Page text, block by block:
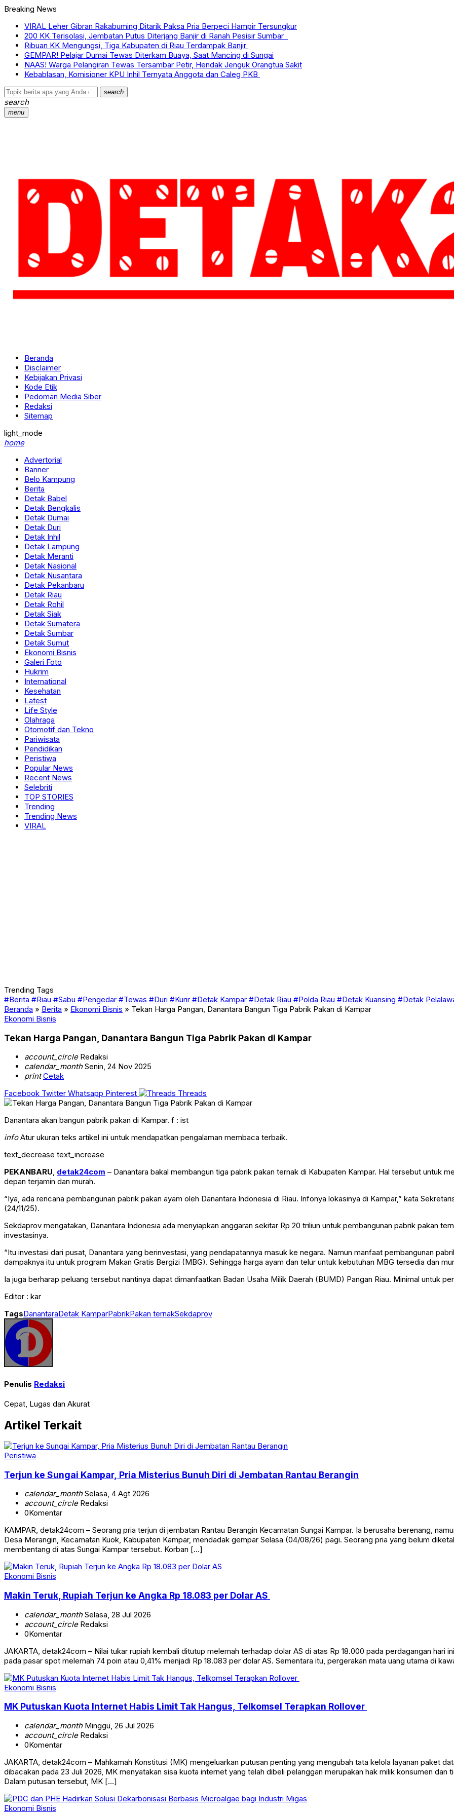
Breaking News
VIRAL Leher Gibran Rakabuming Ditarik Paksa Pria Berpeci Hampir Tersungkur
200 KK Terisolasi, Jembatan Putus Diterjang Banjir di Ranah Pesisir Sumbar
Ribuan KK Mengungsi, Tiga Kabupaten di Riau Terdampak Banjir
GEMPAR! Pelajar Dumai Tewas Diterkam Buaya, Saat Mancing di Sungai
NAAS! Warga Pelangiran Tewas Tersambar Petir, Hendak Jenguk Orangtua Sakit
Kebablasan, Komisioner KPU Inhil Ternyata Anggota dan Caleg PKB
search
search
menu
Beranda
Disclaimer
Kebijakan Privasi
Kode Etik
Pedoman Media Siber
Redaksi
Sitemap
light_mode
home
Advertorial
Banner
Belo Kampung
Berita
Detak Babel
Detak Bengkalis
Detak Dumai
Detak Duri
Detak Inhil
Detak Lampung
Detak Meranti
Detak Nasional
Detak Nusantara
Detak Pekanbaru
Detak Riau
Detak Rohil
Detak Siak
Detak Sumatera
Detak Sumbar
Detak Sumut
Ekonomi Bisnis
Galeri Foto
Hukrim
International
Kesehatan
Latest
Life Style
Olahraga
Otomotif dan Tekno
Pariwisata
Pendidikan
Peristiwa
Popular News
Recent News
Selebriti
TOP STORIES
Trending
Trending News
VIRAL
Trending Tags
#Berita #Riau #Sabu #Pengedar #Tewas #Duri #Kurir #Detak Kampar #Detak Riau #Polda Riau #Detak Kuansing #Detak
Beranda » Berita » Ekonomi Bisnis » Tekan Harga Pangan, Danantara Bangun Tiga Pabrik Pakan di Kampar
Ekonomi Bisnis
Tekan Harga Pangan, Danantara Bangun Tiga Pabrik Pakan di Kampar
account_circleRedaksi
calendar_monthSenin, 24 Nov 2025
print Cetak
Facebook Twitter Whatsapp Pinterest Threads
Danantara akan bangun pabrik pakan di Kampar. f : ist
infoAtur ukuran teks artikel ini untuk mendapatkan pengalaman membaca terbaik.
text_decrease text_increase
PEKANBARU, detak24com – Danantara bakal membangun tiga pabrik pakan ternak di Kabupaten Kampar. Hal tersebut untuk
depan terjamin dan murah.
“Iya, ada rencana pembangunan pabrik pakan ayam oleh Danantara Indonesia di Riau. Infonya lokasinya di Kampar,” kata
(24/11/25).
Sekdaprov mengatakan, Danantara Indonesia ada menyiapkan anggaran sekitar Rp 20 triliun untuk pembangunan pabrik pakan
investasinya.
“Itu investasi dari pusat, Danantara yang berinvestasi, yang pendapatannya masuk ke negara. Namun manfaat pembangunan
dampaknya itu untuk program Makan Gratis Bergizi (MBG). Sehingga harga ayam dan telur untuk kebutuhan MBG tersedia dan
Ia juga berharap peluang tersebut nantinya dapat dimanfaatkan Badan Usaha Milik Daerah (BUMD) Pangan Riau. Minimal untuk
Editor : kar
TagsDanantaraDetak KamparPabrikPakan ternakSekdaprov
Penulis Redaksi
Cepat, Lugas dan Akurat
Artikel Terkait
Peristiwa
Terjun ke Sungai Kampar, Pria Misterius Bunuh Diri di Jembatan Rantau Berangin
calendar_monthSelasa, 4 Agt 2026
account_circleRedaksi
0Komentar
KAMPAR, detak24com – Seorang pria terjun di jembatan Rantau Berangin Kecamatan Sungai Kampar. Ia berusaha berenang,
Desa Merangin, Kecamatan Kuok, Kabupaten Kampar, mendadak gempar Selasa (04/08/26) pagi. Seorang pria yang belum
membentang di atas Sungai Kampar tersebut. Korban […]
Ekonomi Bisnis
Makin Teruk, Rupiah Terjun ke Angka Rp 18.083 per Dolar AS
calendar_monthSelasa, 28 Jul 2026
account_circleRedaksi
0Komentar
JAKARTA, detak24com – Nilai tukar rupiah kembali ditutup melemah terhadap dolar AS di atas Rp 18.000 pada perdagangan hari
pada pasar spot melemah 74 poin atau 0,41% menjadi Rp 18.083 per dolar AS. Sementara itu, pergerakan mata uang utama di
Ekonomi Bisnis
MK Putuskan Kuota Internet Habis Limit Tak Hangus, Telkomsel Terapkan Rollover
calendar_monthMinggu, 26 Jul 2026
account_circleRedaksi
0Komentar
JAKARTA, detak24com – Mahkamah Konstitusi (MK) mengeluarkan putusan penting yang mengubah tata kelola layanan paket
dibacakan pada 23 Juli 2026, MK menyatakan sisa kuota internet yang telah dibeli pelanggan merupakan hak milik konsumen dan
Dalam putusan tersebut, MK […]
Ekonomi Bisnis